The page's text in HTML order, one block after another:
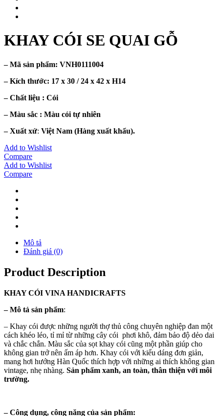
KHAY CÓI SE QUAI GỖ
– Mã sản phẩm: VNH0111004
– Kích thước: 17 x 30 / 24 x 42 x H14
– Chất liệu : Cói
– Màu sắc : Màu cói tự nhiên
– Xuất xứ: Việt Nam (Hàng xuất khẩu).
Add to Wishlist
Compare
Add to Wishlist
Compare
Mô tả
Đánh giá (0)
Product Description
KHAYCÓI VINA HANDICRAFTS
–Mô tả sản phẩm:
– Khay cói được những người thợ thủ công chuyên nghiệp đan một
cách khéo léo, tỉ mỉ từ những cây cói phơi khô, đảm bảo độ dẻo dai
và chắc chắn. Màu sắc của sọt khay cói cũng một phần giúp cho
không gian trở nên ấm áp hơn. Khay cói với kiểu dáng đơn giản,
mang hơi hướng Hàn Quốc thích hợp với những ai thích không gian
vintage, nhẹ nhàng. Sản phẩm xanh, an toàn, thân thiện với môi
trường.
–Công dụng, công năng của sản phẩm: